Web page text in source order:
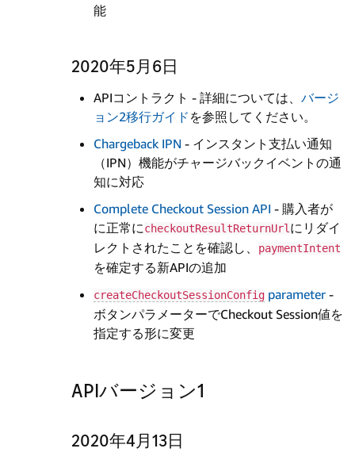
能
2020年5月6日
APIコントラクト - 詳細については、 バージ
ョン2移行ガイド を参照してください。
Chargeback IPN - インスタント支払い通知
（IPN）機能がチャージバックイベントの通
知に対応
Complete Checkout Session API - 購入者が
に正常にcheckoutResultReturnUrl にリダイ
レクトされたことを確認し、
paymentIntent
を確定する新APIの追加
createCheckoutSessionConfig parameter -
ボタンパラメーターでCheckout Session値を
指定する形に変更
APIバージョン1
2020年4月13日